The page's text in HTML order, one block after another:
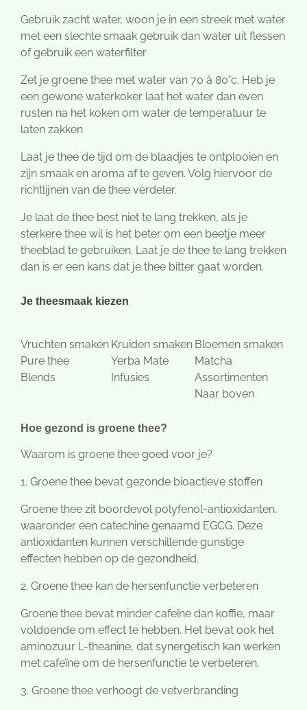
Gebruik zacht water, woon je in een streek met water
met een slechte smaak gebruik dan water uit flessen
of gebruik een waterfilter
Zet je groene thee met water van 70 à 80°c. Heb je
een gewone waterkoker laat het water dan even
rusten na het koken om water de temperatuur te
laten zakken
Laat je thee de tijd om de blaadjes te ontplooien en
zijn smaak en aroma af te geven. Volg hiervoor de
richtlijnen van de thee verdeler.
Je laat de thee best niet te lang trekken, als je
sterkere thee wil is het beter om een beetje meer
theeblad te gebruiken. Laat je de thee te lang trekken
dan is er een kans dat je thee bitter gaat worden.
Je theesmaak kiezen
Vruchten smaken Kruiden smaken Bloemen smaken
Pure thee
Yerba Mate
Matcha
Blends
Infusies
Assortimenten
Naar boven
Hoe gezond is groene thee?
Waarom is groene thee goed voor je?
1. Groene thee bevat gezonde bioactieve stoffen
Groene thee zit boordevol polyfenol-antioxidanten,
waaronder een catechine genaamd EGCG. Deze
antioxidanten kunnen verschillende gunstige
effecten hebben op de gezondheid.
2. Groene thee kan de hersenfunctie verbeteren
Groene thee bevat minder cafeïne dan koffie, maar
voldoende om effect te hebben. Het bevat ook het
aminozuur L-theanine, dat synergetisch kan werken
met cafeïne om de hersenfunctie te verbeteren.
3. Groene thee verhoogt de vetverbranding